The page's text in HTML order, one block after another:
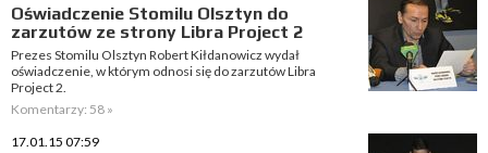
Oświadczenie Stomilu Olsztyn do
zarzutów ze strony Libra Project 2
Prezes Stomilu Olsztyn Robert Kiłdanowicz wydał
oświadczenie, w którym odnosi się do zarzutów Libra
Project 2.
Komentarzy: 58 »
17.01.15 07:59